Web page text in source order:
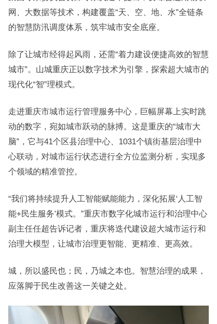
网、大数据等技术，构建覆盖“天、空、地、水”全链条
的智慧防汛调度体系，筑牢城市安全底座。
除了让城市经得起风雨，还需“着力建设便捷高效的智慧
城市”。山城重庆正以数字技术为引擎，探索超大城市的
现代化“智”理模式。
走进重庆市城市运行管理服务中心，巨幅屏幕上实时跳
动的数字，宛如城市跃动的脉搏。这是重庆的“城市大
脑”，它与41个区县治理中心、1031个镇街基层治理中
心联动，对城市运行状态进行全方位监测分析，实现多
个领域的精准管控。
“我们将持续提升人工智能赋能能力，深化拓展‘人工智
能+民生服务’模式。”重庆市数字化城市运行和治理中心
副主任任超告诉记者，重庆将迭代建设超大城市运行和
治理大模型，让城市治理更智能、更精准、更高效。
城，所以盛民也；民，乃城之本也。智慧治理的成果，
应落脚于民生改善这一关键之处。